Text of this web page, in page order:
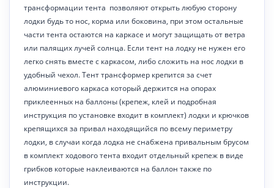
трансформации тента позволяют открыть любую сторону
лодки будь то нос, корма или боковина, при этом остальные
части тента остаются на каркасе и могут защищать от ветра
или палящих лучей солнца. Если тент на лодку не нужен его
легко снять вместе с каркасом, либо сложить на нос лодки в
удобный чехол. Тент трансформер крепится за счет
алюминиевого каркаса который держится на опорах
приклеенных на баллоны (крепеж, клей и подробная
инструкция по установке входит в комплект) лодки и крючков
крепящихся за привал находящийся по всему периметру
лодки, в случаи когда лодка не снабжена привальным брусом
в комплект ходового тента входит отдельный крепеж в виде
грибков которые наклеиваются на баллон также по
инструкции.